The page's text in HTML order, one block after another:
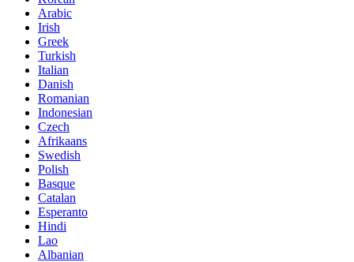
Arabic
Irish
Greek
Turkish
Italian
Danish
Romanian
Indonesian
Czech
Afrikaans
Swedish
Polish
Basque
Catalan
Esperanto
Hindi
Lao
Albanian